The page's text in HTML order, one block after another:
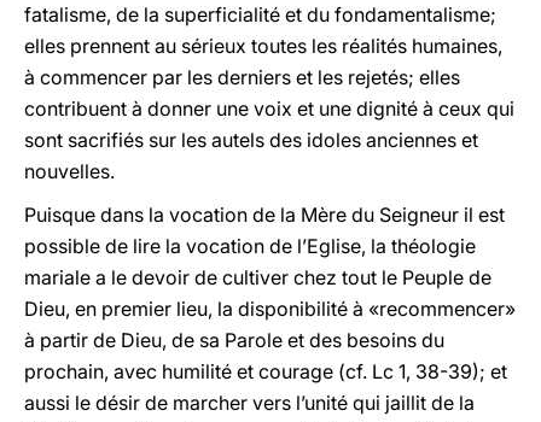
fatalisme, de la superficialité et du fondamentalisme;
elles prennent au sérieux toutes les réalités humaines,
à commencer par les derniers et les rejetés; elles
contribuent à donner une voix et une dignité à ceux qui
sont sacrifiés sur les autels des idoles anciennes et
nouvelles.
Puisque dans la vocation de la Mère du Seigneur il est
possible de lire la vocation de l’Eglise, la théologie
mariale a le devoir de cultiver chez tout le Peuple de
Dieu, en premier lieu, la disponibilité à «recommencer»
à partir de Dieu, de sa Parole et des besoins du
prochain, avec humilité et courage (cf. Lc 1, 38-39); et
aussi le désir de marcher vers l’unité qui jaillit de la